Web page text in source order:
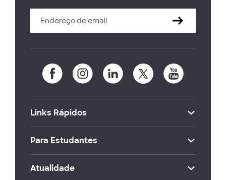
Links Rápidos
Para Estudantes
Atualidade